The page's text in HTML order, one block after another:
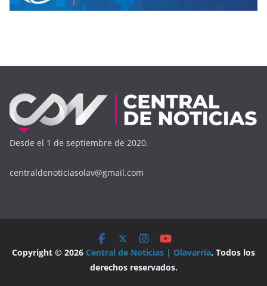
Desde el 1 de septiembre de 2020.
centraldenoticiasolav@gmail.com
Copyright © 2026 Central de Noticias | Olavarría. Todos los
derechos reservados.